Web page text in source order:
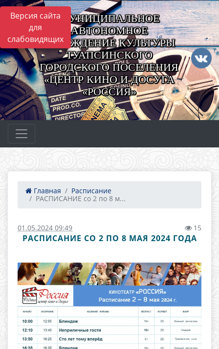
Версия сайта
для
слабовидящих
МУНИЦИПАЛЬНОЕ
АВТОНОМНОЕ
УЧРЕЖДЕНИЕ КУЛЬТУРЫ
ТУАПСИНСКОГО
ГОРОДСКОГО ПОСЕЛЕНИЯ
«ЦЕНТР КИНО И ДОСУГА
«РОССИЯ»
Главная
Расписание
РАСПИСАНИЕ со 2 по 8 м...
01.05.2024 09:49 15
РАСПИСАНИЕ СО 2 ПО 8 МАЯ 2024 ГОДА